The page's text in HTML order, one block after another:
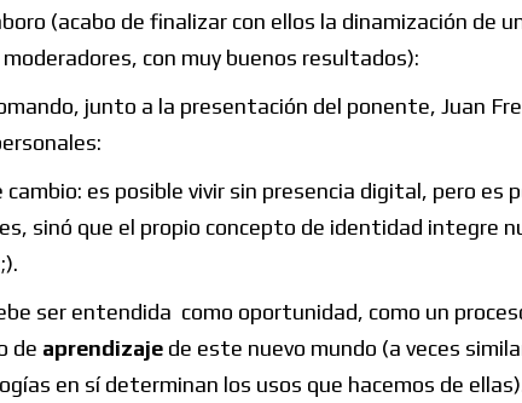
(acabo de finalizar con ellos la dinamización de
con muy buenos resultados):
junto a la presentación del ponente, Juan
cambio: es posible vivir sin presencia digital, pero es
sinó que el propio concepto de identidad integre
ser entendida como oportunidad, como un
de aprendizaje de este nuevo mundo (a veces
en sí determinan los usos que hacemos de